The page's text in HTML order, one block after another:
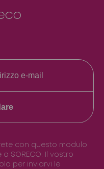
con questo modulo
SORECO. Il vostro
per inviarvi le